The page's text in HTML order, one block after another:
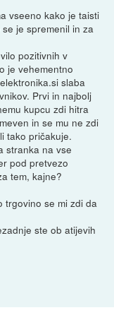
vseeno kako je taisti
je spremenil in za
pozitivnih v
je vehementno
slaba
Prvi in najbolj
kupcu zdi hitra
in se mu ne zdi
tako pričakuje.
stranka na vse
pod pretvezo
tem, kajne?
se mi zdi da
ste ob atijevih